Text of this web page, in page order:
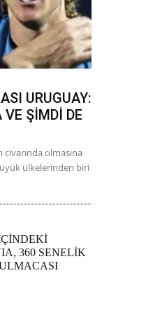
URUGUAY:
VE ŞİMDİ DE
olmasına
ülkelerinden biri
360 SENELİK